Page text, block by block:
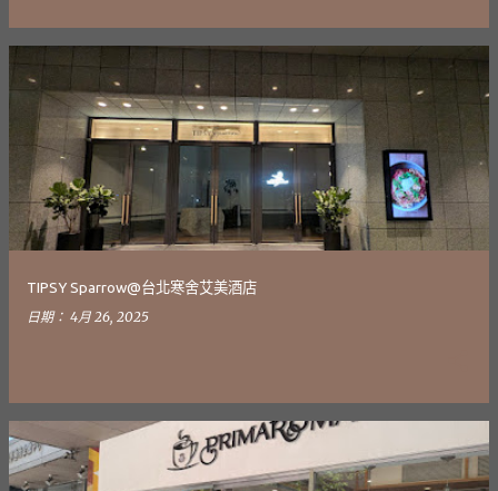
TIPSY Sparrow@台北寒舍艾美酒店
日期： 4月 26, 2025